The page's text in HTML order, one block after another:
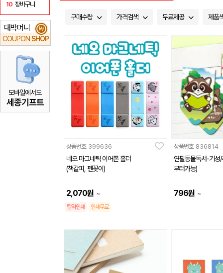
10 장바구니
대박머니
COUPON SHOP
₩
모바일에서도
세종기프트
구매수량 가격검색 무료제공 제품
상품번호 399636
네오 마그네틱 이어폰 홀더
(책갈피, 펜꽂이)
2,070원 ~
칼라인쇄 인쇄무료
상품번호 836814
연필동물독서-기성
부터가능)
796원 ~